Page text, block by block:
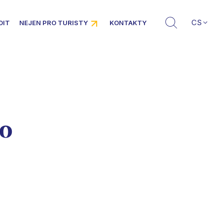
NEJEN PRO TURISTY KONTAKTY CS